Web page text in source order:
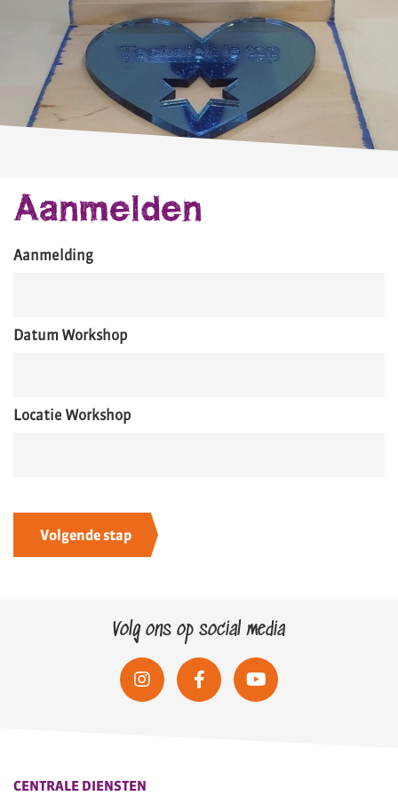
Aanmelden
Aanmelding
Datum Workshop
Locatie Workshop
Volg ons op social media
CENTRALE DIENSTEN